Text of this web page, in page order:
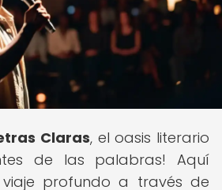
Claras, el oasis literario
de las palabras! Aquí
profundo a través de